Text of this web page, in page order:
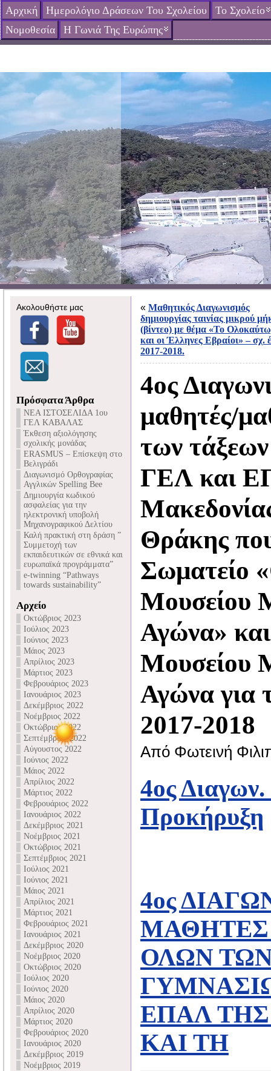
Αρχική Ημερολόγιο Δράσεων Του Σχολείου
Το Σχολείο
Νομοθεσία
Η Γωνιά Της Ευρώπης
Ακολουθήστε μας
Πρόσφατα Άρθρα
NEA ΙΣΤΟΣΕΛΙΔΑ 1ου
ΓΕΛ ΚΑΒΑΛΑΣ
Έκθεση αξιολόγησης
σχολικής μονάδας
ERASMUS – Επίσκεψη στο
Βελιγράδι
Διαγωνισμό Ορθογραφίας
Αγγλικών Spelling Bee
Δημιουργία κωδικού
ασφαλείας για την
ηλεκτρονική υποβολή
Μηχανογραφικού Δελτίου
Καλή πρακτική στη δράση ”
Συμμετοχή των
εκπαιδευτικών σε εθνικά και
ευρωπαϊκά προγράμματα”
e-twinning “Pathways
towards sustainability”
Αρχείο
Οκτώβριος 2023
Ιούλιος 2023
Ιούνιος 2023
Μάιος 2023
Απρίλιος 2023
Μάρτιος 2023
Φεβρουάριος 2023
Ιανουάριος 2023
Δεκέμβριος 2022
Νοέμβριος 2022
Οκτώβριος 2022
Σεπτέμβριος 2022
Αύγουστος 2022
Ιούνιος 2022
Μάιος 2022
Απρίλιος 2022
Μάρτιος 2022
Φεβρουάριος 2022
Ιανουάριος 2022
Δεκέμβριος 2021
Νοέμβριος 2021
Οκτώβριος 2021
Σεπτέμβριος 2021
Ιούλιος 2021
Ιούνιος 2021
Μάιος 2021
Απρίλιος 2021
Μάρτιος 2021
Φεβρουάριος 2021
Ιανουάριος 2021
Δεκέμβριος 2020
Νοέμβριος 2020
Οκτώβριος 2020
Ιούλιος 2020
Ιούνιος 2020
Μάιος 2020
Απρίλιος 2020
Μάρτιος 2020
Φεβρουάριος 2020
Ιανουάριος 2020
Δεκέμβριος 2019
Νοέμβριος 2019
« Μαθητικός Διαγωνισμός
δημιουργίας ταινίας μικρού
(βίντεο) με θέμα «Το
και οι Έλληνες Εβραίοι» – σχ.
2017-2018.
4ος
μαθητές/
των
ΓΕΛ και
Θράκης
Σωματείο
Μουσείου
Αγώνα»
Μουσείου
Αγώνα για
2017-2018
Από Φωτεινή
4ος
Προκήρυξη
4ος
ΟΛΩΝ
ΕΠΑΛ
ΚΑΙ ΤΗ